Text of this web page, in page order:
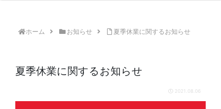
ホーム お知らせ 夏季休業に関するお知らせ
夏季休業に関するお知らせ
2021.08.06